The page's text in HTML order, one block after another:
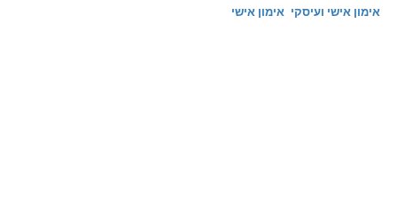
אימון אישי ועיסקי אימון אישי